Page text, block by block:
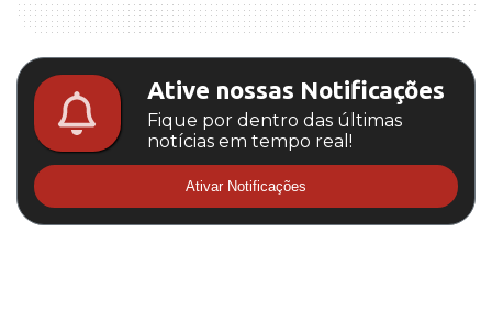
Ative nossas Notificações
Fique por dentro das últimas
notícias em tempo real!
Ativar Notificações